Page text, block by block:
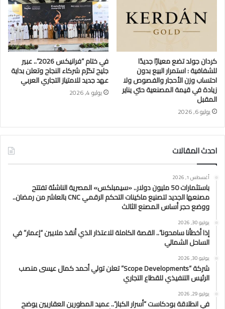
كردان جولد تضع معيارًا جديدًا
للشفافية : استمرار البيع بدون
احتساب وزن الأحجار والفصوص ولا
زيادة في قيمة المصنعية حتي يناير
المقبل
يوليو 6, 2026
في ختام “فرانيكس 2026”.. عبير
جليح تكرّم شركاء النجاح وتعلن بداية
عهد جديد للامتياز التجاري العربي
يوليو 4, 2026
احدث المقالات
أغسطس 1, 2026
باستثمارات 50 مليون دولار.. «سيمبلكس» المصرية الناشئة تفتتح
مصنعها الجديد لتصنيع ماكينات التحكم الرقمي CNC بالعاشر من رمضان..
ووضع حجر أساس المصنع الثالث
يوليو 30, 2026
إذا أخطأنا سامحونا”.. القصة الكاملة للاعتذار الذي أنقذ ملايين “إعمار” في
الساحل الشمالي
يوليو 30, 2026
شركة “Scope Developments” تعلن تولي أحمد كمال عيسى منصب
الرئيس التنفيذي للقطاع التجاري
يوليو 29, 2026
في انطلاقة بودكاست “أسرار الكبار”.. عميد المطورين العقاريين يوضح